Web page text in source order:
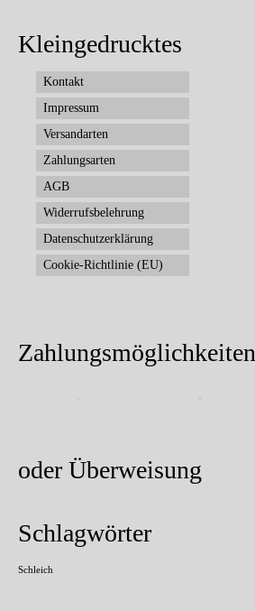
Kleingedrucktes
Kontakt
Impressum
Versandarten
Zahlungsarten
AGB
Widerrufsbelehrung
Datenschutzerklärung
Cookie-Richtlinie (EU)
Zahlungsmöglichkeiten
oder Überweisung
Schlagwörter
Schleich